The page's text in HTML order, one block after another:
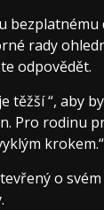
rady
odpovědět.
těžší “, aby
Pro rodinu
krokem.“
o